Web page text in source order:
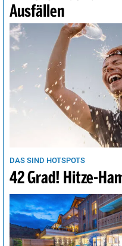
Ausfällen
DAS SIND HOTSPOTS
42 Grad! Hitze-